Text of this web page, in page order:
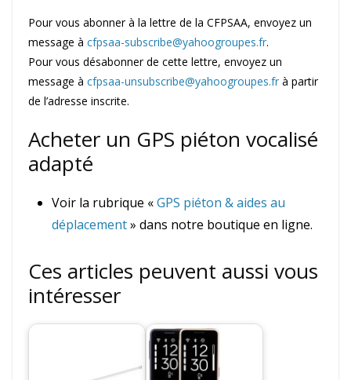
Pour vous abonner à la lettre de la CFPSAA, envoyez un
message à cfpsaa-subscribe@yahoogroupes.fr.
Pour vous désabonner de cette lettre, envoyez un
message à cfpsaa-unsubscribe@yahoogroupes.fr à partir
de l’adresse inscrite.
Acheter un GPS piéton vocalisé
adapté
Voir la rubrique «GPS piéton & aides au
déplacement» dans notre boutique en ligne.
Ces articles peuvent aussi vous
intéresser